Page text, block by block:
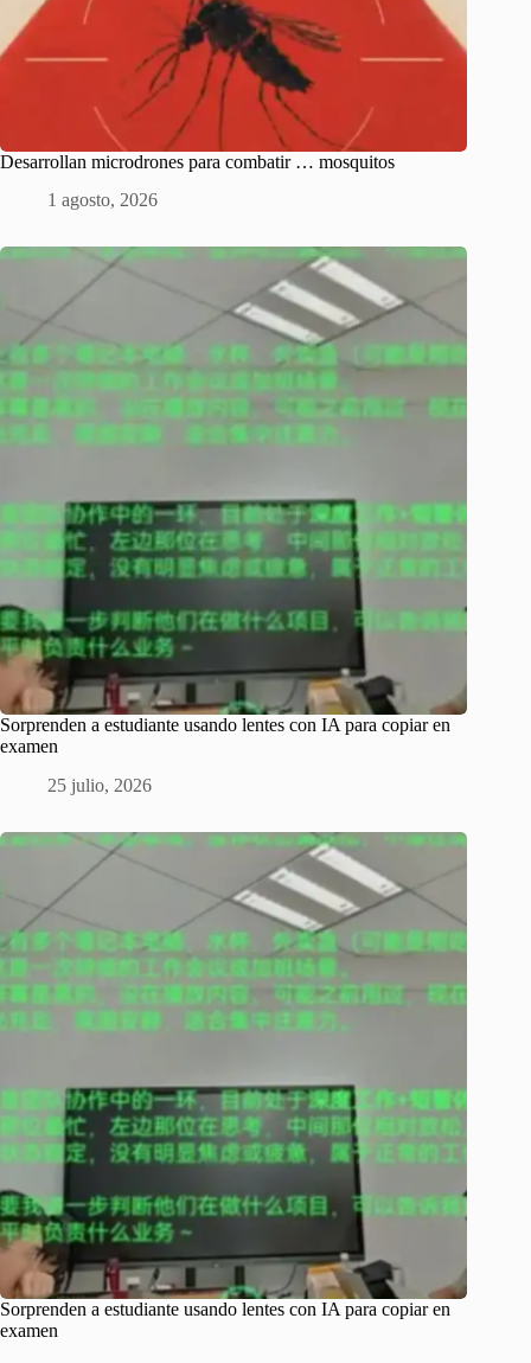
Desarrollan microdrones para combatir … mosquitos
1 agosto, 2026
Sorprenden a estudiante usando lentes con IA para copiar en
examen
25 julio, 2026
Sorprenden a estudiante usando lentes con IA para copiar en
examen